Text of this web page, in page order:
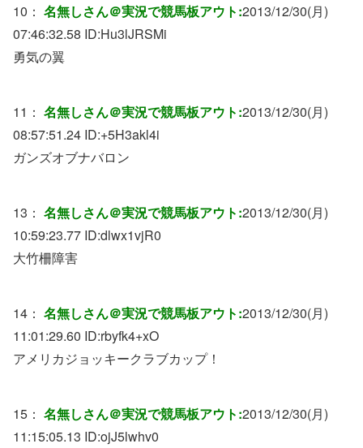
10： 名無しさん＠実況で競馬板アウト:2013/12/30(月)
07:46:32.58 ID:Hu3lJRSMi
勇気の翼
11： 名無しさん＠実況で競馬板アウト:2013/12/30(月)
08:57:51.24 ID:+5H3akl4i
ガンズオブナバロン
13： 名無しさん＠実況で競馬板アウト:2013/12/30(月)
10:59:23.77 ID:dlwx1vjR0
大竹柵障害
14： 名無しさん＠実況で競馬板アウト:2013/12/30(月)
11:01:29.60 ID:rbyfk4+xO
アメリカジョッキークラブカップ！
15： 名無しさん＠実況で競馬板アウト:2013/12/30(月)
11:15:05.13 ID:ojJ5lwhv0